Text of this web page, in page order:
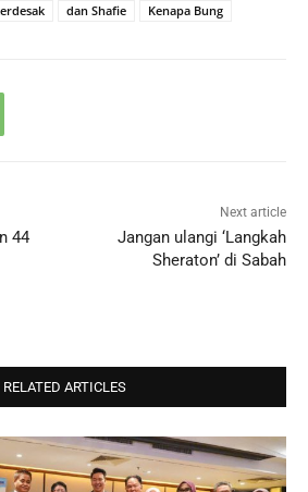
dan Shafie Kenapa Bung
44
Next article
Jangan ulangi ‘Langkah
Sheraton’ di Sabah
RELATED ARTICLES